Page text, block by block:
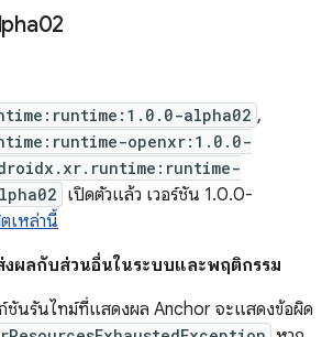
alpha02 ,
openxr:1.0.0-
เปิดตัวแล้ว เวอร์ชัน 1.0.0-
เหล่านี้
ผลกับส่วนอื่นในระบบและพฤติกรรม
ชันรันไทม์ที่แสดงผล Anchor จะแสดงข้อผิด